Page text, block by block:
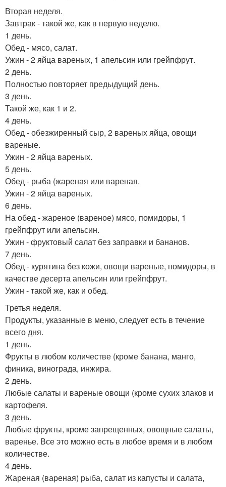
Вторая неделя.
Завтрак - такой же, как в первую неделю.
1 день.
Обед - мясо, салат.
Ужин - 2 яйца вареных, 1 апельсин или грейпфрут.
2 день.
Полностью повторяет предыдущий день.
3 день.
Такой же, как 1 и 2.
4 день.
Обед - обезжиренный сыр, 2 вареных яйца, овощи
вареные.
Ужин - 2 яйца вареных.
5 день.
Обед - рыба (жареная или вареная.
Ужин - 2 яйца вареных.
6 день.
На обед - жареное (вареное) мясо, помидоры, 1
грейпфрут или апельсин.
Ужин - фруктовый салат без заправки и бананов.
7 день.
Обед - курятина без кожи, овощи вареные, помидоры, в
качестве десерта апельсин или грейпфрут.
Ужин - такой же, как и обед.
Третья неделя.
Продукты, указанные в меню, следует есть в течение
всего дня.
1 день.
Фрукты в любом количестве (кроме банана, манго,
финика, винограда, инжира.
2 день.
Любые салаты и вареные овощи (кроме сухих злаков и
картофеля.
3 день.
Любые фрукты, кроме запрещенных, овощные салаты,
варенье. Все это можно есть в любое время и в любом
количестве.
4 день.
Жареная (вареная) рыба, салат из капусты и салата,